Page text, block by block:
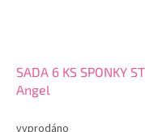
SADA 6 KS SPONKY
Angel
vyprodáno